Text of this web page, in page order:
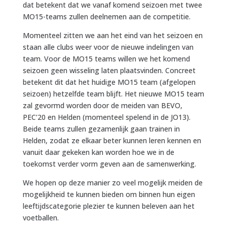
dat betekent dat we vanaf komend seizoen met twee
MO15-teams zullen deelnemen aan de competitie.
Momenteel zitten we aan het eind van het seizoen en
staan alle clubs weer voor de nieuwe indelingen van
team. Voor de MO15 teams willen we het komend
seizoen geen wisseling laten plaatsvinden. Concreet
betekent dit dat het huidige MO15 team (afgelopen
seizoen) hetzelfde team blijft. Het nieuwe MO15 team
zal gevormd worden door de meiden van BEVO,
PEC’20 en Helden (momenteel spelend in de JO13).
Beide teams zullen gezamenlijk gaan trainen in
Helden, zodat ze elkaar beter kunnen leren kennen en
vanuit daar gekeken kan worden hoe we in de
toekomst verder vorm geven aan de samenwerking.
We hopen op deze manier zo veel mogelijk meiden de
mogelijkheid te kunnen bieden om binnen hun eigen
leeftijdscategorie plezier te kunnen beleven aan het
voetballen.